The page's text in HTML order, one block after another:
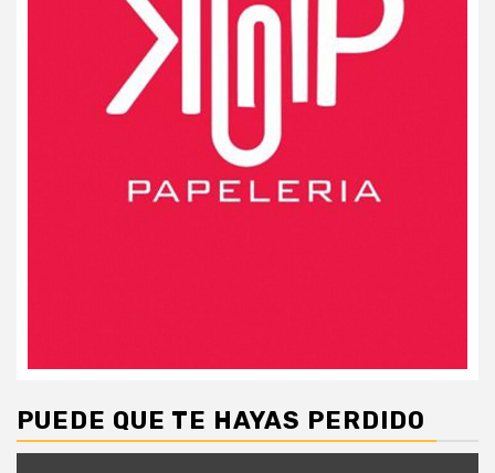
PUEDE QUE TE HAYAS PERDIDO